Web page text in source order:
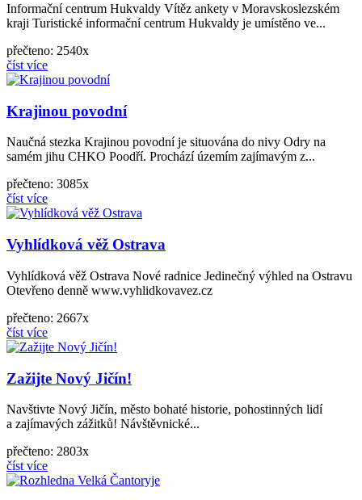
Informační centrum Hukvaldy Vítěz ankety v Moravskoslezském
kraji Turistické informační centrum Hukvaldy je umístěno ve...
přečteno: 2540x
číst více
Krajinou povodní
Naučná stezka Krajinou povodní je situována do nivy Odry na
samém jihu CHKO Poodří. Prochází územím zajímavým z...
přečteno: 3085x
číst více
Vyhlídková věž Ostrava
Vyhlídková věž Ostrava Nové radnice Jedinečný výhled na Ostravu
Otevřeno denně www.vyhlidkovavez.cz
přečteno: 2667x
číst více
Zažijte Nový Jičín!
Navštivte Nový Jičín, město bohaté historie, pohostinných lidí
a zajímavých zážitků! Návštěvnické...
přečteno: 2803x
číst více